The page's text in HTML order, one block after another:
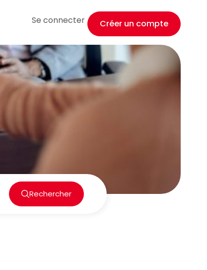
Se connecter Créer un compte
Rechercher